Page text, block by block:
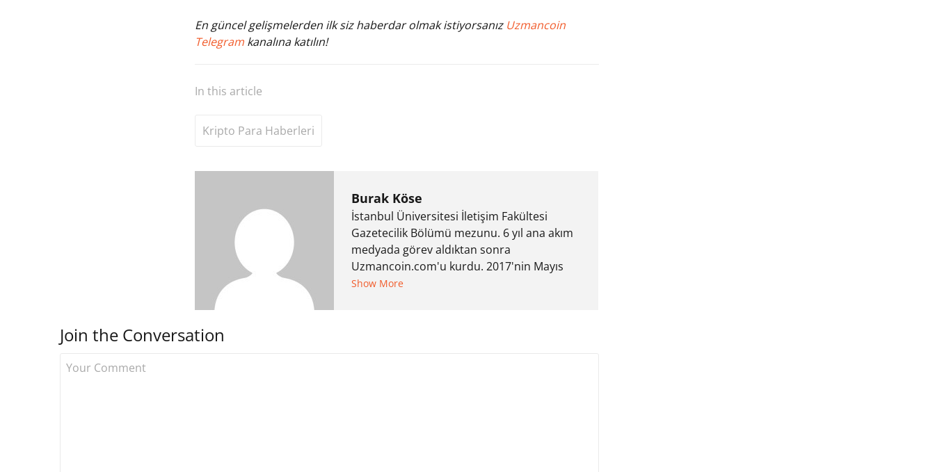
En güncel gelişmelerden ilk siz haberdar olmak istiyorsanız Uzmancoin
Telegram kanalına katılın!
In this article
Kripto Para Haberleri
Burak Köse
İstanbul Üniversitesi İletişim Fakültesi
Gazetecilik Bölümü mezunu. 6 yıl ana akım
medyada görev aldıktan sonra
Uzmancoin.com'u kurdu. 2017'nin Mayıs
ayından bu yana bilfiil kripto para
Show More
Join the Conversation